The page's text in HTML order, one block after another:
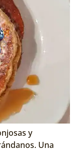
y
Una